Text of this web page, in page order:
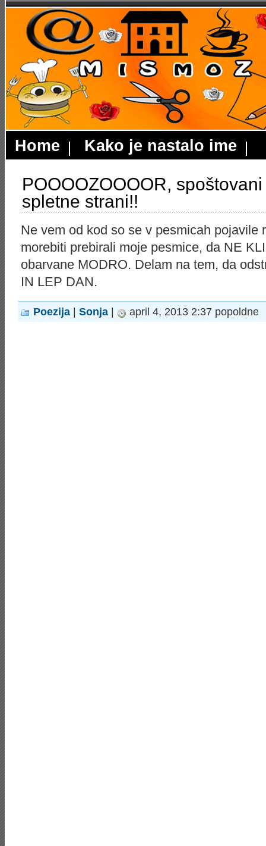
Home Kako je nastalo ime
POOOOZOOOOR,
spletne strani!!
Ne vem od kod so se v pesmicah pojavile
morebiti prebirali moje pesmice, da NE
obarvane MODRO. Delam na tem, da
IN LEP DAN.
Poezija Sonja april 4, 2013 2:37 popoldne